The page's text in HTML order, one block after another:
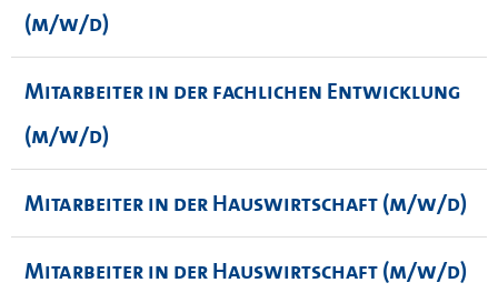
(m/w/d)
Mitarbeiter in der fachlichen Entwicklung
(m/w/d)
Mitarbeiter in der Hauswirtschaft (m/w/d)
Mitarbeiter in der Hauswirtschaft (m/w/d)